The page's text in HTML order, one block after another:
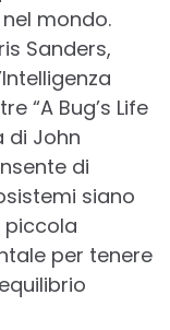
mondo.
Sanders,
“A Bug’s Life
di John
di
siano
piccola
per tenere